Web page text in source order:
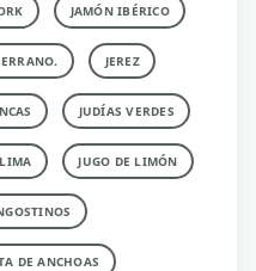
JAMÓN IBÉRICO
JEREZ
JUDÍAS VERDES
JUGO DE LIMÓN
DE ANCHOAS